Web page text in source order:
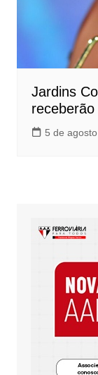
Jardins
5 de